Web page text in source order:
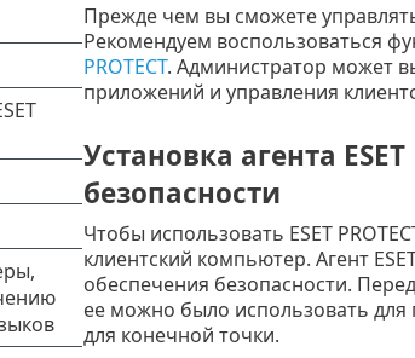
Прежде чем вы сможете
Рекомендуем воспользоваться
PROTECT. Администратор может
приложений и управления
Установка агента
безопасности
Чтобы использовать ESET
клиентский компьютер. Агент
обеспечения безопасности.
ее можно было использовать для
для конечной точки.